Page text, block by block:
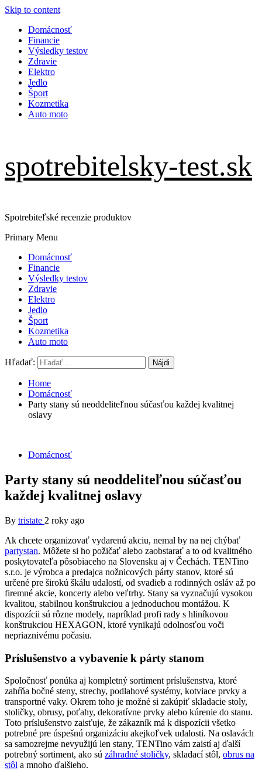
Skip to content
Domácnosť
Financie
Výsledky testov
Zdravie
Elektro
Jedlo
Šport
Kozmetika
Auto moto
spotrebitelsky-test.sk
Spotrebiteľské recenzie produktov
Primary Menu
Domácnosť
Financie
Výsledky testov
Zdravie
Elektro
Jedlo
Šport
Kozmetika
Auto moto
Hľadať:
Home
Domácnosť
Party stany sú neoddeliteľnou súčasťou každej kvalitnej
oslavy
Domácnosť
Party stany sú neoddeliteľnou súčasťou
každej kvalitnej oslavy
By tristate 2 roky ago
Ak chcete organizovať vydarenú akciu, nemal by na nej chýbať
partystan. Môžete si ho požičať alebo zaobstarať a to od kvalitného
poskytovateľa pôsobiaceho na Slovensku aj v Čechách. TENTino
s.r.o. je výrobca a predajca nožnicových párty stanov, ktoré sú
určené pre širokú škálu udalostí, od svadieb a rodinných osláv až po
firemné akcie, koncerty alebo veľtrhy. Stany sa vyznačujú vysokou
kvalitou, stabilnou konštrukciou a jednoduchou montážou. K
dispozícii sú rôzne modely, napríklad profi rady s hliníkovou
konštrukciou HEXAGON, ktoré vynikajú odolnosťou voči
nepriaznivému počasiu.
Príslušenstvo a vybavenie k párty stanom
Spoločnosť ponúka aj kompletný sortiment príslušenstva, ktoré
zahŕňa bočné steny, strechy, podlahové systémy, kotviace prvky a
transportné vaky. Okrem toho je možné si zakúpiť skladacie stoly,
stoličky, obrusy, poťahy, dekoratívne prvky alebo kúrenie do stanu.
Toto príslušenstvo zaisťuje, že zákazník má k dispozícii všetko
potrebné pre úspešnú organizáciu akejkoľvek udalosti. Na oslavách
sa samozrejme nevyužijú len stany, TENTino vám zaistí aj ďalší
potrebný sortiment, ako sú záhradné stoličky, skladací stôl, obrus na
stôl a mnoho ďalšieho.